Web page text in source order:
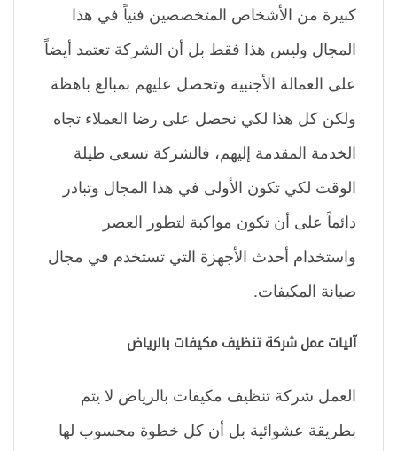
كبيرة من الأشخاص المتخصصين فنياً في هذا
المجال وليس هذا فقط بل أن الشركة تعتمد أيضاً
على العمالة الأجنبية وتحصل عليهم بمبالغ باهظة
ولكن كل هذا لكي نحصل على رضا العملاء تجاه
الخدمة المقدمة إليهم، فالشركة تسعى طيلة
الوقت لكي تكون الأولى في هذا المجال وتبادر
دائماً على أن تكون مواكبة لتطور العصر
واستخدام أحدث الأجهزة التي تستخدم في مجال
صيانة المكيفات.
آليات عمل شركة تنظيف مكيفات بالرياض
العمل شركة تنظيف مكيفات بالرياض لا يتم
بطريقة عشوائية بل أن كل خطوة محسوب لها